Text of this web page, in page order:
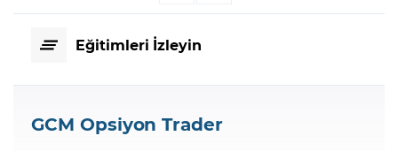
Eğitimleri İzleyin
GCM Opsiyon Trader